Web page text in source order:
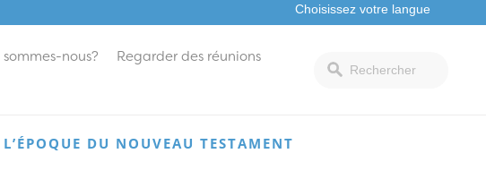
nous?
Regarder des réunions
DU NOUVEAU TESTAMENT